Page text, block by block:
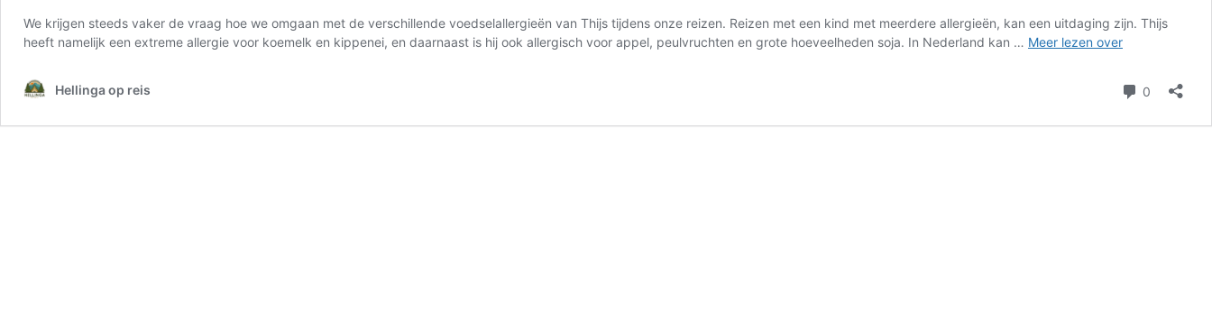
We krijgen steeds vaker de vraag hoe we omgaan met de verschillende voedselallergieën van Thijs tijdens onze reizen. Reizen met een kind met meerdere allergieën, kan een uitdaging zijn. Thijs
heeft namelijk een extreme allergie voor koemelk en kippenei, en daarnaast is hij ook allergisch voor appel, peulvruchten en grote hoeveelheden soja. In Nederland kan … Meer lezen overReizen
Hellinga op reis 0 reacties